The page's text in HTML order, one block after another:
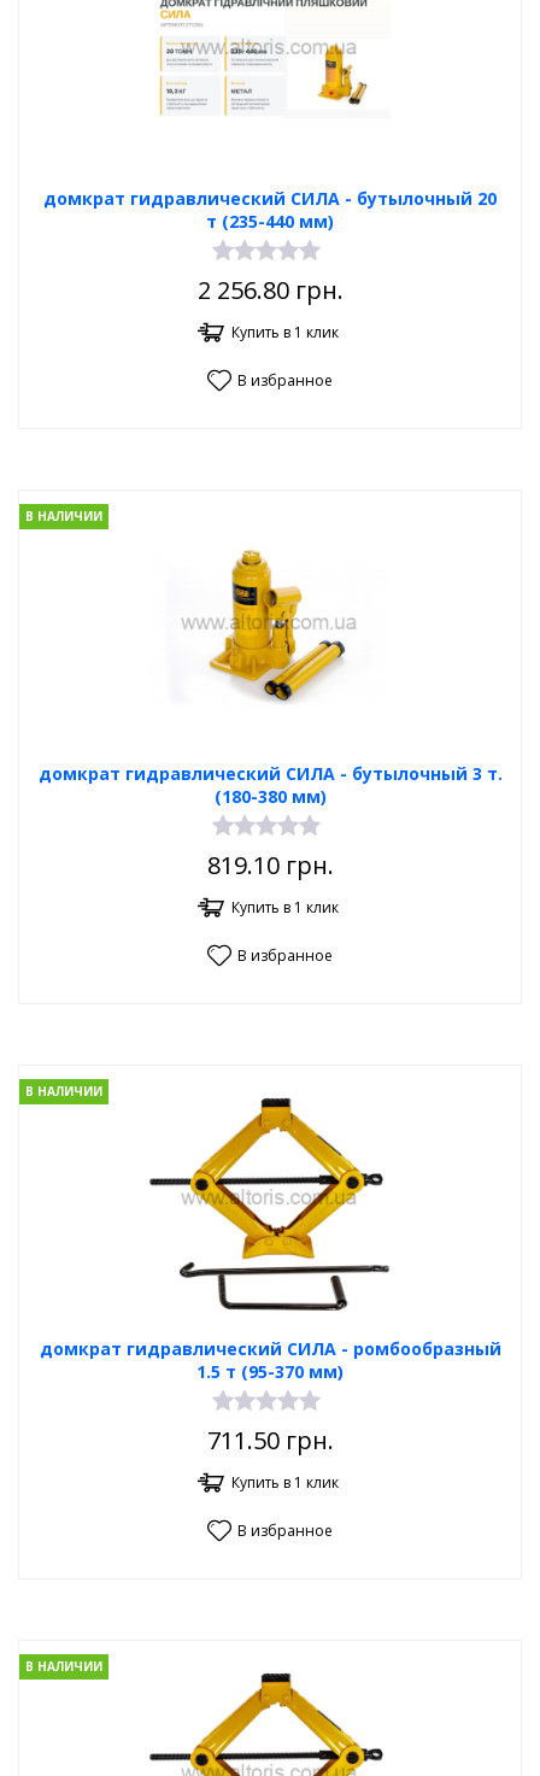
домкрат гидравлический СИЛА - бутылочный 20
т (235-440 мм)
2 256.80грн.
Купить в 1 клик
В избранное
домкрат гидравлический СИЛА - бутылочный 3 т.
(180-380 мм)
В НАЛИЧИИ
819.10грн.
Купить в 1 клик
В избранное
домкрат гидравлический СИЛА - ромбообразный
1.5 т (95-370 мм)
В НАЛИЧИИ
711.50грн.
Купить в 1 клик
В избранное
В НАЛИЧИИ